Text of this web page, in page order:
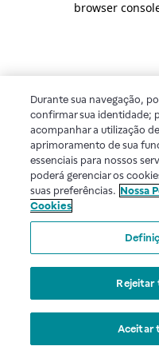
browser
Durante sua navegação,
confirmar sua identidade;
acompanhar a utilização
aprimoramento de sua
essenciais para nossos
poderá gerenciar os
suas preferências. Nossa
Cookies
Rejeitar
Aceitar